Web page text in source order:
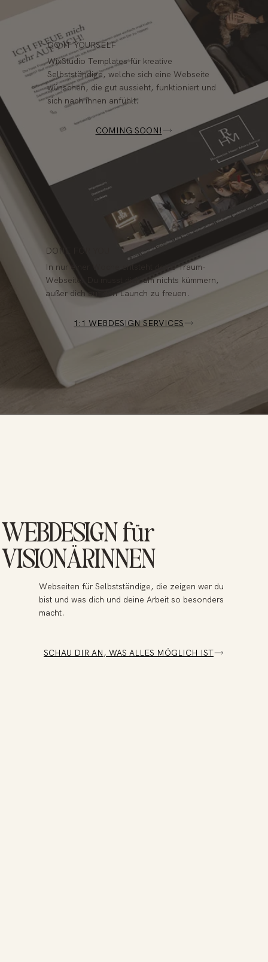
WEBDESIGN für
VISIONÄRINNEN
Webseiten für Selbstständige, die zeigen wer du
bist und was dich und deine Arbeit so besonders
macht.
SCHAU DIR AN, WAS ALLES MÖGLICH IST
DO IT YOURSELF
WixStudio Templates für kreative
Selbstständige, welche sich eine Webseite
wünschen, die gut aussieht, funktioniert und
sich nach ihnen anfühlt.
COMING SOON!
DONE FOR YOU
In nur einer Woche entsteht deine Traum-
Webseite. Du musst dich um nichts kümmern,
außer dich auf den Launch zu freuen.
1:1 WEBDESIGN SERVICES